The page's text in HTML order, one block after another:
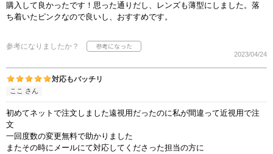
購入して良かったです！思った通りだし、レンズも薄型にしました。落
ち着いたピンクなので良いし、おすすめです。
参考になりましたか？
2023/04/24
対応もバッチリ
ここ さん
初めてネットで注文しました遠視用だったのに私が間違って近視用で注
文
一回度数の変更無料で助かりました
またその時にメールにて対応してくださった担当の方に